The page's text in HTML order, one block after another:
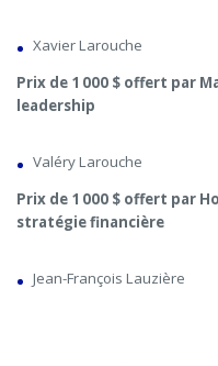
Xavier Larouche
Prix de 1 000 $ offert par
leadership
Valéry Larouche
Prix de 1 000 $ offert par
stratégie financière
Jean-François Lauzière